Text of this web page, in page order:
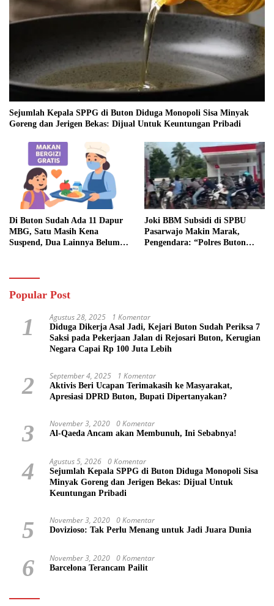
Sejumlah Kepala SPPG di Buton Diduga Monopoli Sisa Minyak
Goreng dan Jerigen Bekas: Dijual Untuk Keuntungan Pribadi
Di Buton Sudah Ada 11 Dapur
MBG, Satu Masih Kena
Suspend, Dua Lainnya Belum
Joki BBM Subsidi di SPBU
Pasarwajo Makin Marak,
Pengendara: “Polres Buton
Popular Post
1 Agustus 28, 2025 1 Komentar
Diduga Dikerja Asal Jadi, Kejari Buton Sudah Periksa 7
Saksi pada Pekerjaan Jalan di Rejosari Buton, Kerugian
Negara Capai Rp 100 Juta Lebih
2 September 4, 2025 1 Komentar
Aktivis Beri Ucapan Terimakasih ke Masyarakat,
Apresiasi DPRD Buton, Bupati Dipertanyakan?
3 November 3, 2020 0 Komentar
Al-Qaeda Ancam akan Membunuh, Ini Sebabnya!
4 Agustus 5, 2026 0 Komentar
Sejumlah Kepala SPPG di Buton Diduga Monopoli Sisa
Minyak Goreng dan Jerigen Bekas: Dijual Untuk
Keuntungan Pribadi
5 November 3, 2020 0 Komentar
Dovizioso: Tak Perlu Menang untuk Jadi Juara Dunia
6 November 3, 2020 0 Komentar
Barcelona Terancam Pailit